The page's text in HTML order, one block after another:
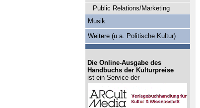
Public Relations/Marketing
Musik
Weitere (u.a. Politische Kultur)
Die Online-Ausgabe des
Handbuchs der Kulturpreise
ist ein Service der